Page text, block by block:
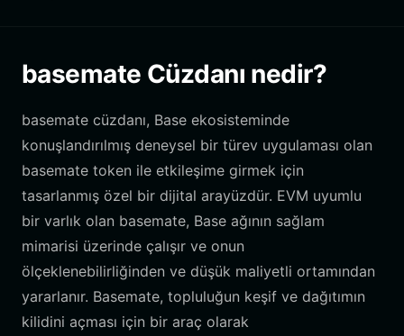
basemate Cüzdanı nedir?
basemate cüzdanı, Base ekosisteminde
konuşlandırılmış deneysel bir türev uygulaması olan
basemate token ile etkileşime girmek için
tasarlanmış özel bir dijital arayüzdür. EVM uyumlu
bir varlık olan basemate, Base ağının sağlam
mimarisi üzerinde çalışır ve onun
ölçeklenebilirliğinden ve düşük maliyetli ortamından
yararlanır. Basemate, topluluğun keşif ve dağıtımın
kilidini açması için bir araç olarak